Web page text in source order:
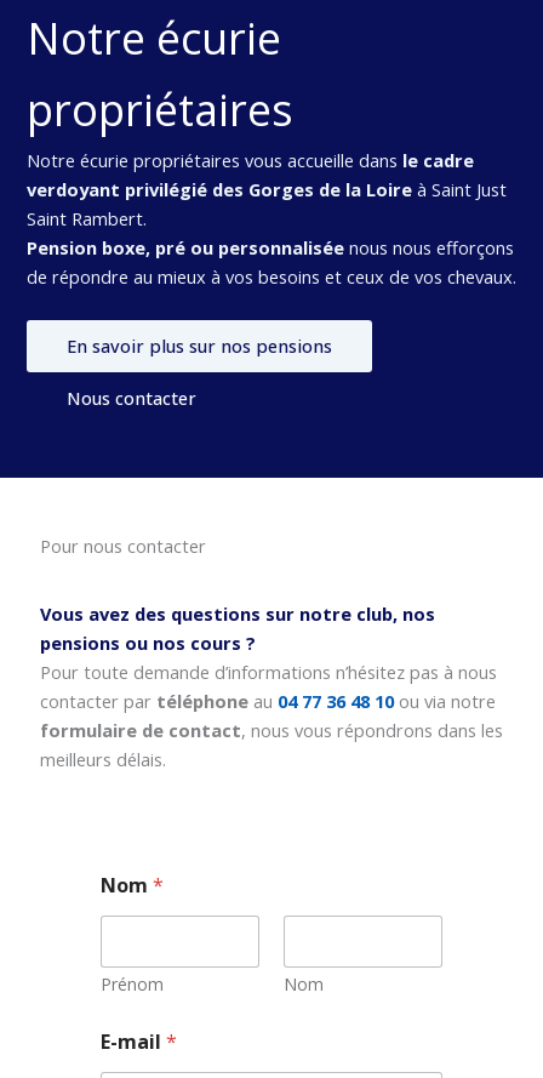
Notre écurie
propriétaires
Notre écurie propriétaires vous accueille dans le cadre
verdoyant privilégié des Gorges de la Loireà Saint Just
Saint Rambert.
Pension boxe, pré ou personnaliséenous nous efforçons
de répondre au mieux à vos besoins et ceux de vos chevaux.
En savoir plus sur nos pensions
Nous contacter
Pour nous contacter
Vous avez des questions sur notre club, nos
pensions ou nos cours ?
Pour toute demande d’informations n’hésitez pas à nous
contacter par téléphoneau 04 77 36 48 10 ou via notre
formulaire de contact, nous vous répondrons dans les
meilleurs délais.
Nom*
Prénom Nom
N
o
E-mail*